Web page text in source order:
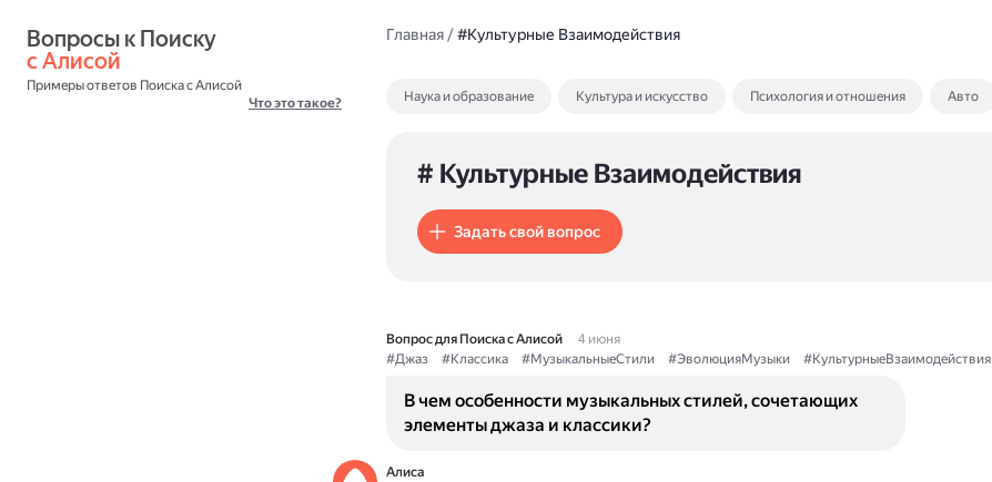
с Алисой
Примеры ответов Поиска с Алисой
Что это такое?
Главная/#Культурные Взаимодействия
Наука и образование Культура и искусство Психология и отношения Авто
# Культурные Взаимодействия
Задать свой вопрос
Вопрос для Поиска с Алисой
4 июня
#Джаз
#Классика #МузыкальныеСтили #ЭволюцияМузыки #КультурныеВзаимодействия
В чем особенности музыкальных стилей, сочетающих
элементы джаза и классики?
Алиса